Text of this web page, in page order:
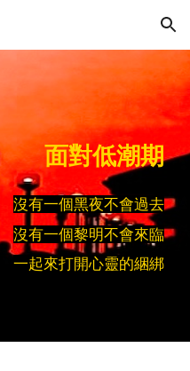
Skip to navigation
面對低潮期
沒有一個黑夜不會過去
沒有一個黎明不會來臨
一起來打開心靈的綑綁